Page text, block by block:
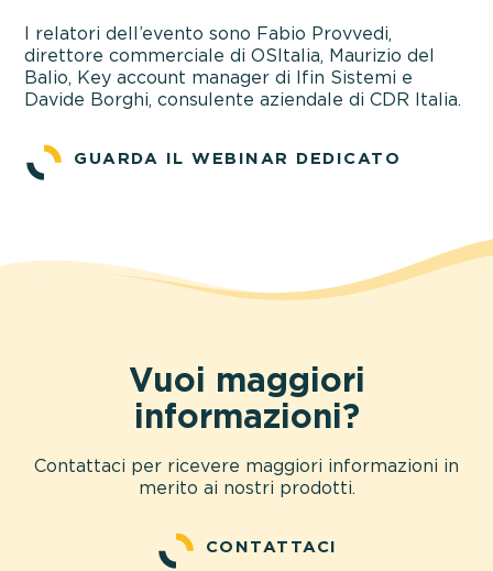
I relatori dell’evento sono Fabio Provvedi,
direttore commerciale di OSItalia, Maurizio del
Balio, Key account manager di Ifin Sistemi e
Davide Borghi, consulente aziendale di CDR Italia.
GUARDA IL WEBINAR DEDICATO
Vuoi maggiori
informazioni?
Contattaci per ricevere maggiori informazioni in
merito ai nostri prodotti.
CONTATTACI